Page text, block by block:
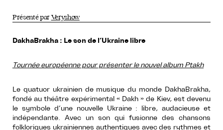
DakhaBrakha : Le son de l’Ukraine libre
Tournée européenne pour présenter le nouvel album Ptakh
Le quatuor ukrainien de musique du monde DakhaBrakha,
fondé au théâtre expérimental « Dakh » de Kiev, est devenu
le symbole d’une nouvelle Ukraine : libre, audacieuse et
indépendante. Avec un son qui fusionne des chansons
folkloriques ukrainiennes authentiques avec des rythmes et
Présenté par Veryshow